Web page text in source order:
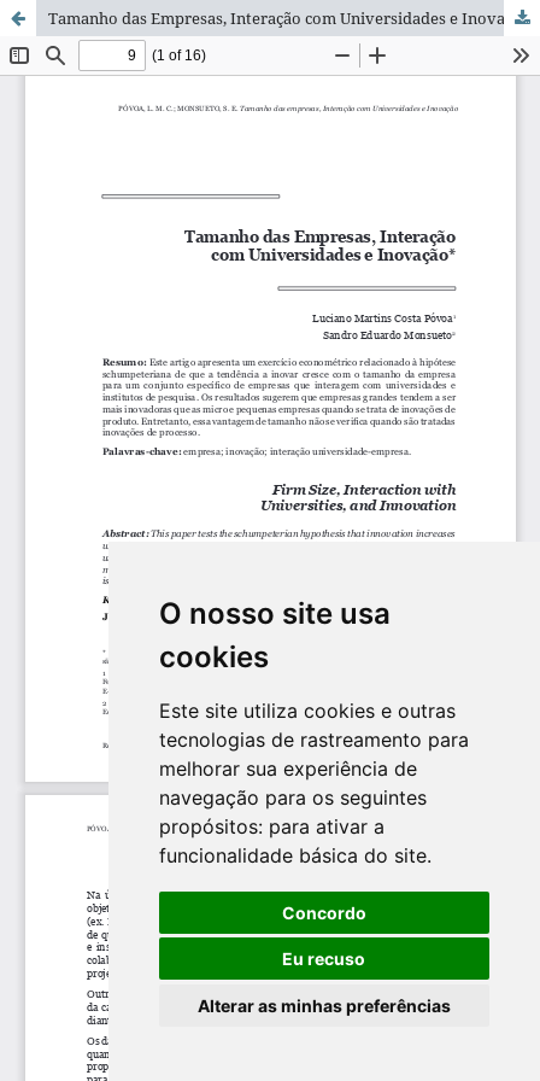
O nosso site usa
cookies
Este site utiliza cookies e outras
tecnologias de rastreamento para
melhorar sua experiência de
navegação para os seguintes
propósitos: para ativar a
funcionalidade básica do site.
Concordo
Eu recuso
Alterar as minhas preferências
Tamanho das Empresas, Interação com Universidades e Inovação